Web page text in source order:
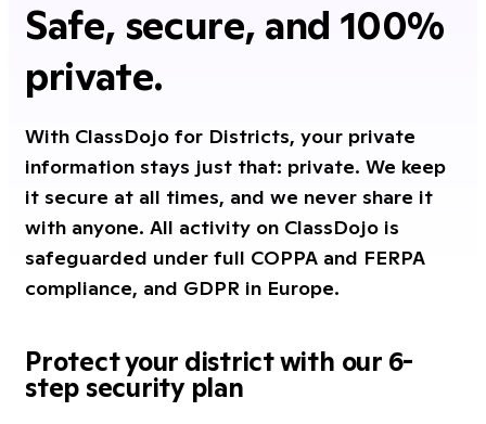
Safe, secure, and 100%
private.
With ClassDojo for Districts, your private
information stays just that: private. We keep
it secure at all times, and we never share it
with anyone. All activity on ClassDojo is
safeguarded under full COPPA and FERPA
compliance, and GDPR in Europe.
Protect your district with our 6-
step security plan